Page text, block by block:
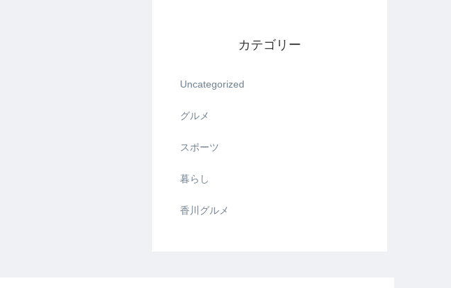
カテゴリー
Uncategorized
グルメ
スポーツ
暮らし
香川グルメ